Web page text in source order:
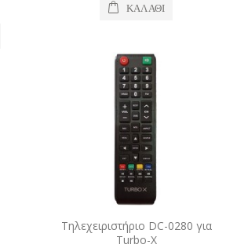
DC-0143 για Turbo-X
DC-0143 για Turbo-X..
DC-0280 για Turbo-X
αντικατάστασης DC-0280 για
ΚΑΛΆΘΙ
Τηλεχειριστήριο DC-0280 για
Turbo-X